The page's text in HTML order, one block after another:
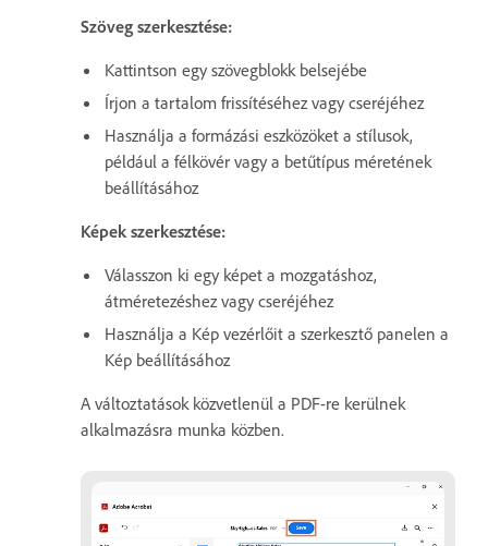
Szöveg szerkesztése:
Kattintson egy szövegblokk belsejébe
Írjon a tartalom frissítéséhez vagy cseréjéhez
Használja a formázási eszközöket a stílusok,
például a félkövér vagy a betűtípus méretének
beállításához
Képek szerkesztése:
Válasszon ki egy képet a mozgatáshoz,
átméretezéshez vagy cseréjéhez
Használja a Kép vezérlőit a szerkesztő panelen a
Kép beállításához
A változtatások közvetlenül a PDF-re kerülnek
alkalmazásra munka közben.